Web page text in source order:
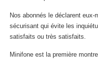
Nos abonnés le déclarent
sécurisant qui évite les
satisfaits ou très satisfaits.
Minifone est la première